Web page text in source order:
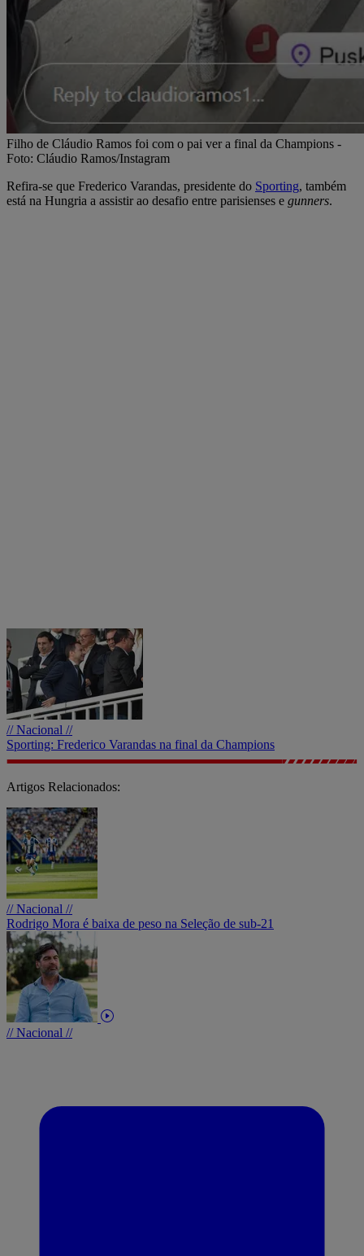
Filho de Cláudio Ramos foi com o pai ver a final da Champions -
Foto: Cláudio Ramos/Instagram
Refira-se que Frederico Varandas, presidente do Sporting, também
está na Hungria a assistir ao desafio entre parisienses e gunners.
// Nacional //
Sporting: Frederico Varandas na final da Champions
Artigos Relacionados:
// Nacional //
Rodrigo Mora é baixa de peso na Seleção de sub-21
// Nacional //